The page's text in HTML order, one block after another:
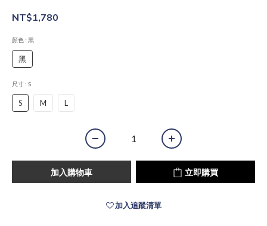
NT$1,780
顏色 : 黑
黑
尺寸 : S
S M L
加入購物車 立即購買
加入追蹤清單